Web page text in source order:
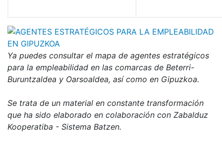
Ya puedes consultar el mapa de agentes estratégicos
para la empleabilidad en las comarcas de Beterri-
Buruntzaldea y Oarsoaldea, así como en Gipuzkoa.
Se trata de un material en constante transformación
que ha sido elaborado en colaboración con Zabalduz
Kooperatiba - Sistema Batzen.